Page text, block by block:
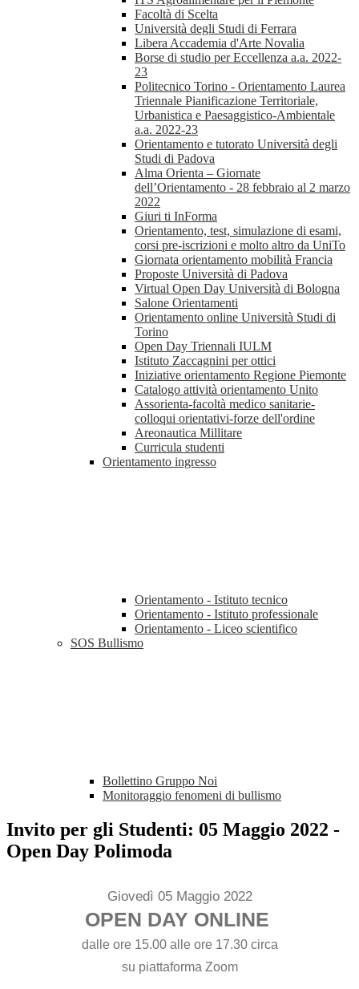
Facoltà di Scelta
Università degli Studi di Ferrara
Libera Accademia d'Arte Novalia
Borse di studio per Eccellenza a.a. 2022-
23
Politecnico Torino - Orientamento Laurea
Triennale Pianificazione Territoriale,
Urbanistica e Paesaggistico-Ambientale
a.a. 2022-23
Orientamento e tutorato Università degli
Studi di Padova
Alma Orienta – Giornate
dell’Orientamento - 28 febbraio al 2 marzo
2022
Giuri ti InForma
Orientamento, test, simulazione di esami,
corsi pre-iscrizioni e molto altro da UniTo
Giornata orientamento mobilità Francia
Proposte Università di Padova
Virtual Open Day Università di Bologna
Salone Orientamenti
Orientamento online Università Studi di
Torino
Open Day Triennali IULM
Istituto Zaccagnini per ottici
Iniziative orientamento Regione Piemonte
Catalogo attività orientamento Unito
Assorienta-facoltà medico sanitarie-
colloqui orientativi-forze dell'ordine
Areonautica Millitare
Curricula studenti
Orientamento ingresso
Orientamento - Istituto tecnico
Orientamento - Istituto professionale
Orientamento - Liceo scientifico
SOS Bullismo
Bollettino Gruppo Noi
Monitoraggio fenomeni di bullismo
Invito per gli Studenti: 05 Maggio 2022 -
Open Day Polimoda
Giovedì 05 Maggio 2022
OPEN DAY ONLINE
dalle ore 15.00 alle ore 17.30 circa
su piattaforma Zoom